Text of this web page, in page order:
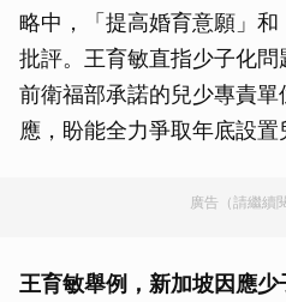
略中，「提高婚育意願」
批評。王育敏直指少子化
前衛福部承諾的兒少專責
應，盼能全力爭取年底設置
廣告（請繼續
王育敏舉例，新加坡因應